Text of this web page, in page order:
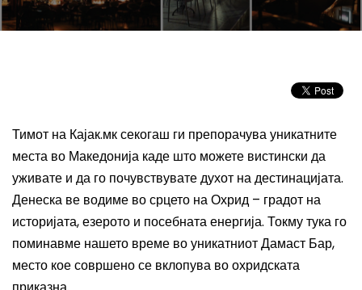
Тимот на Кајак.мк секогаш ги препорачува уникатните
места во Македонија каде што можете вистински да
уживате и да го почувствувате духот на дестинацијата.
Денеска ве водиме во срцето на Охрид – градот на
историјата, езерото и посебната енергија. Токму тука го
поминавме нашето време во уникатниот Дамаст Бар,
место кое совршено се вклопува во охридската